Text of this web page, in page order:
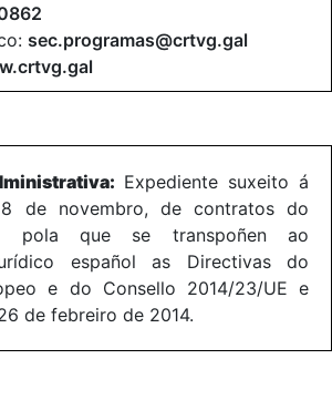
sec.programas@crtvg.gal
Expediente suxeito á
de novembro, de contratos do
pola que se transpoñen ao
español as Directivas do
e do Consello 2014/23/UE e
de febreiro de 2014.